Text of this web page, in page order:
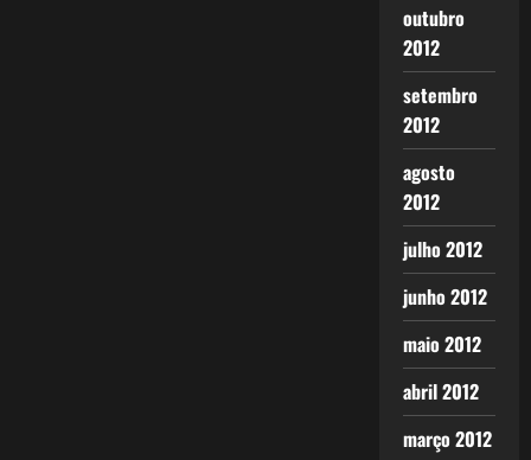
outubro
2012
setembro
2012
agosto
2012
julho 2012
junho 2012
maio 2012
abril 2012
março 2012